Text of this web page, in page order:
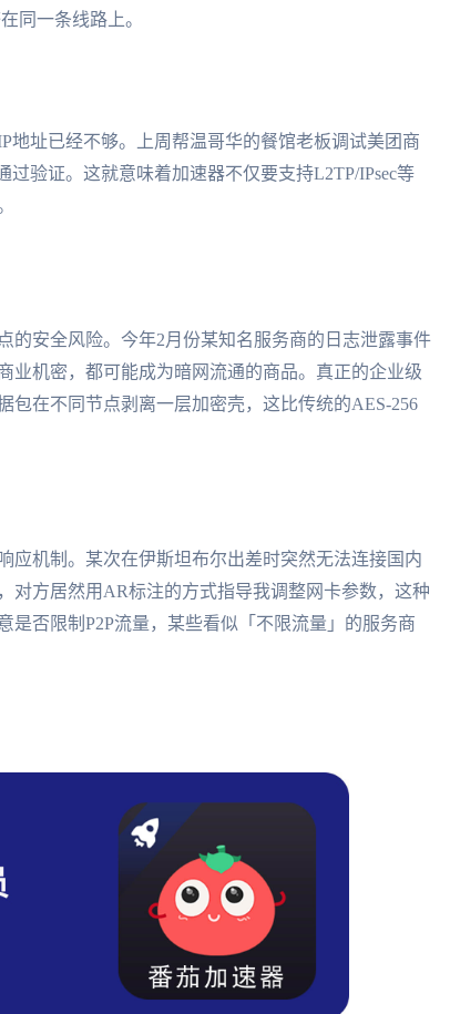
同一条线路上。
地址已经不够。上周帮温哥华的餐馆老板调试美团商
验证。这就意味着加速器不仅要支持L2TP/IPsec等
的安全风险。今年2月份某知名服务商的日志泄露事件
机密，都可能成为暗网流通的商品。真正的企业级
在不同节点剥离一层加密壳，这比传统的AES-256
应机制。某次在伊斯坦布尔出差时突然无法连接国内
对方居然用AR标注的方式指导我调整网卡参数，这种
是否限制P2P流量，某些看似「不限流量」的服务商